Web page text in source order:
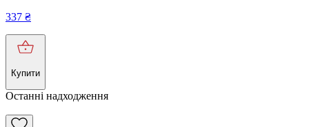
337 ₴
Купити
Останні надходження